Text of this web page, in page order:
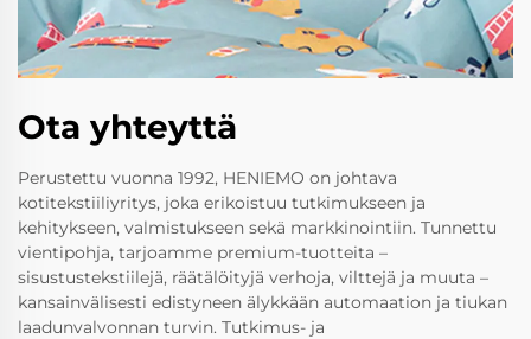
Ota yhteyttä
Perustettu vuonna 1992, HENIEMO on johtava
kotitekstiiliyritys, joka erikoistuu tutkimukseen ja
kehitykseen, valmistukseen sekä markkinointiin. Tunnettu
vientipohja, tarjoamme premium-tuotteita –
sisustustekstiilejä, räätälöityjä verhoja, vilttejä ja muuta –
kansainvälisesti edistyneen älykkään automaation ja tiukan
laadunvalvonnan turvin. Tutkimus- ja